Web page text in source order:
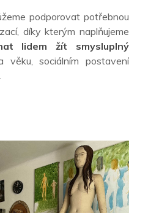
podporovat potřebnou
díky kterým naplňujeme
lidem žít smysluplný
věku, sociálním postavení